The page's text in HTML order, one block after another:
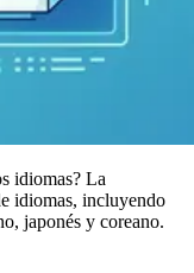
idiomas? La
idiomas, incluyendo
japonés y coreano.